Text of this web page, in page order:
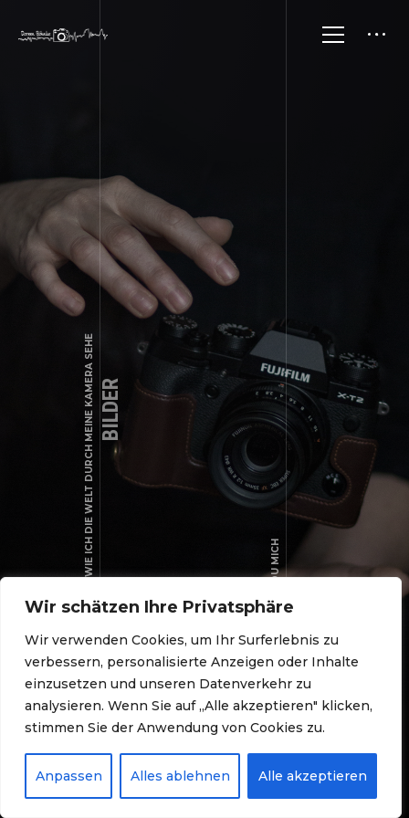
Wir schätzen Ihre Privatsphäre
Wir verwenden Cookies, um Ihr Surferlebnis zu
verbessern, personalisierte Anzeigen oder Inhalte
einzusetzen und unseren Datenverkehr zu
analysieren. Wenn Sie auf „Alle akzeptieren" klicken,
stimmen Sie der Anwendung von Cookies zu.
Anpassen Alles ablehnen Alle akzeptieren
WIE ICH DIE WELT DURCH MEINE KAMERA SEHEBILDER
WIE FINDEST DU MICH
KONTAKT
01717492488
info@licht-blicke.net
COPYRIGHT © 2026. ALLE RECHTE VORBEHALTEN.